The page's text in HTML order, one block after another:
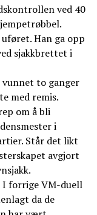
ved 40
Han ga opp
sjakkbrettet i
to ganger
med remis.
om å bli
i
Står det likt
avgjort
I forrige VM-duell
da de